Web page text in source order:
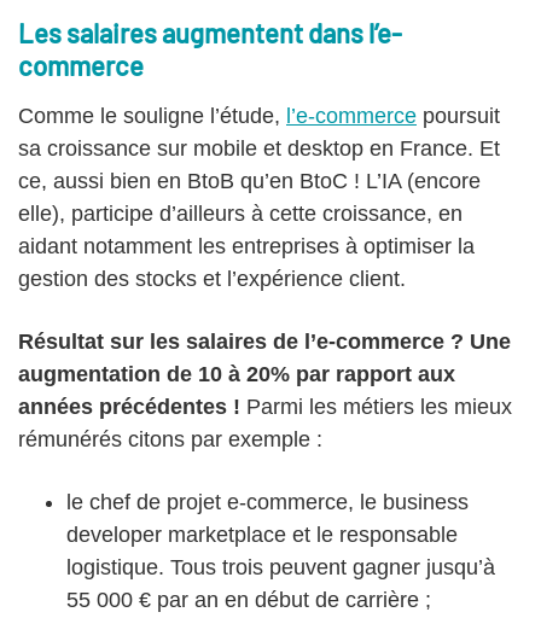
Les salaires augmentent dans l’e-
commerce
Comme le souligne l’étude, l’e-commerce poursuit
sa croissance sur mobile et desktop en France. Et
ce, aussi bien en BtoB qu’en BtoC ! L’IA (encore
elle), participe d’ailleurs à cette croissance, en
aidant notamment les entreprises à optimiser la
gestion des stocks et l’expérience client.
Résultat sur les salaires de l’e-commerce ? Une
augmentation de 10 à 20% par rapport aux
années précédentes ! Parmi les métiers les mieux
rémunérés citons par exemple :
le chef de projet e-commerce, le business
developer marketplace et le responsable
logistique. Tous trois peuvent gagner jusqu’à
55 000 € par an en début de carrière ;